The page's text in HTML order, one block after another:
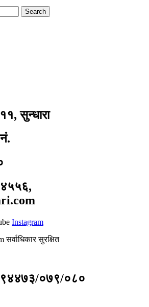
Search
सुन्धारा
Instagram
सुरक्षित
०७९/०८०